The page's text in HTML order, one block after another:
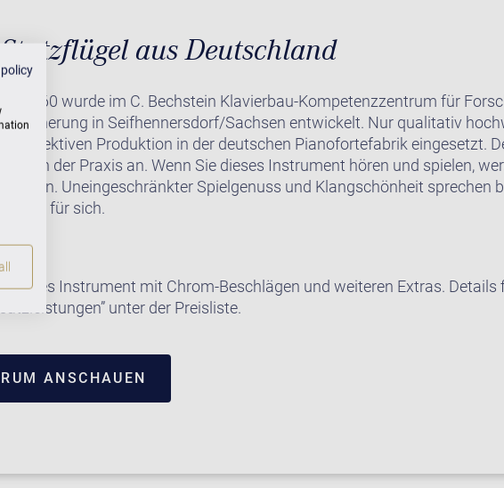
aus Deutschland
A 160 wurde im C. Bechstein Klavierbau-Kompetenzzentrum für
in Seifhennersdorf/Sachsen entwickelt. Nur qualitativ
effektiven Produktion in der deutschen Pianofortefabrik eingesetzt.
in der Praxis an. Wenn Sie dieses Instrument hören und spielen,
sein. Uneingeschränkter Spielgenuss und Klangschönheit sprechen
A 160 für sich.
dieses Instrument mit Chrom-Beschlägen und weiteren Extras. Details
unter der Preisliste.
ANSCHAUEN